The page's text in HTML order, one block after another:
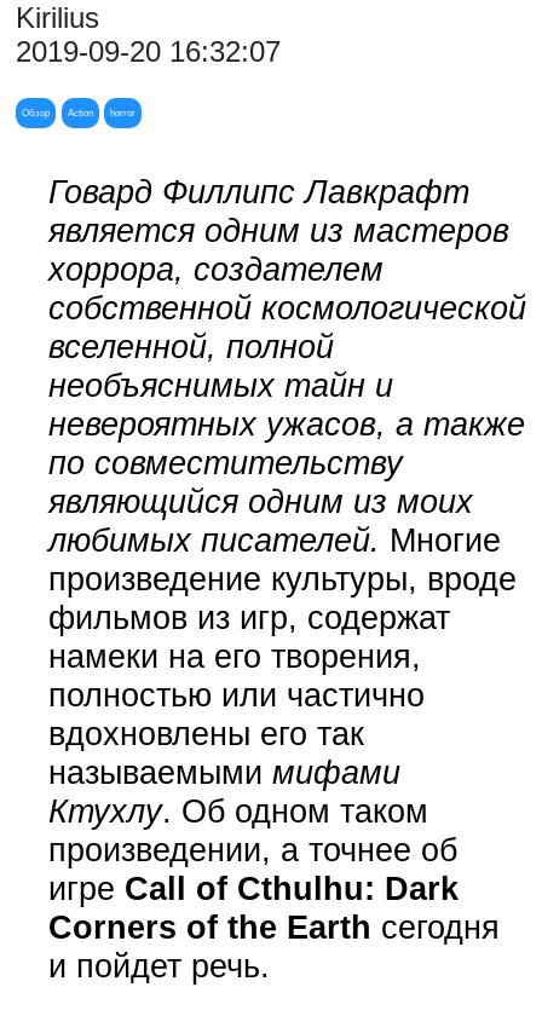
Kirilius
2019-09-20 16:32:07
Обзор Action horror
Говард Филлипс Лавкрафт
является одним из мастеров
хоррора, создателем
собственной космологической
вселенной, полной
необъяснимых тайн и
невероятных ужасов, а также
по совместительству
являющийся одним из моих
любимых писателей. Многие
произведение культуры, вроде
фильмов из игр, содержат
намеки на его творения,
полностью или частично
вдохновлены его так
называемыми мифами
Ктухлу. Об одном таком
произведении, а точнее об
игре Call of Cthulhu: Dark
Corners of the Earth сегодня
и пойдет речь.